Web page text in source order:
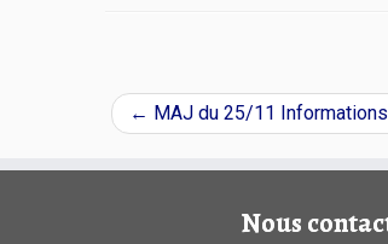
← MAJ du 25/11
Nous